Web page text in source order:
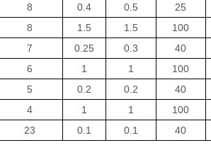
8 0.4 0.5 25
8 1.5 1.5 100
7 0.25 0.3 40
6 1 1 100
5 0.2 0.2 40
4 1 1 100
23 0.1 0.1 40